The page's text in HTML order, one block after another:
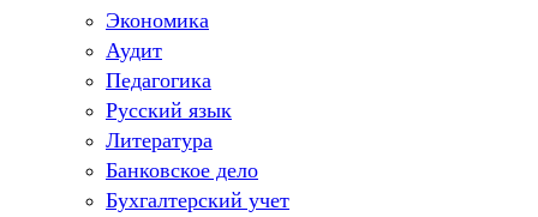
Экономика
Аудит
Педагогика
Русский язык
Литература
Банковское дело
Бухгалтерский учет